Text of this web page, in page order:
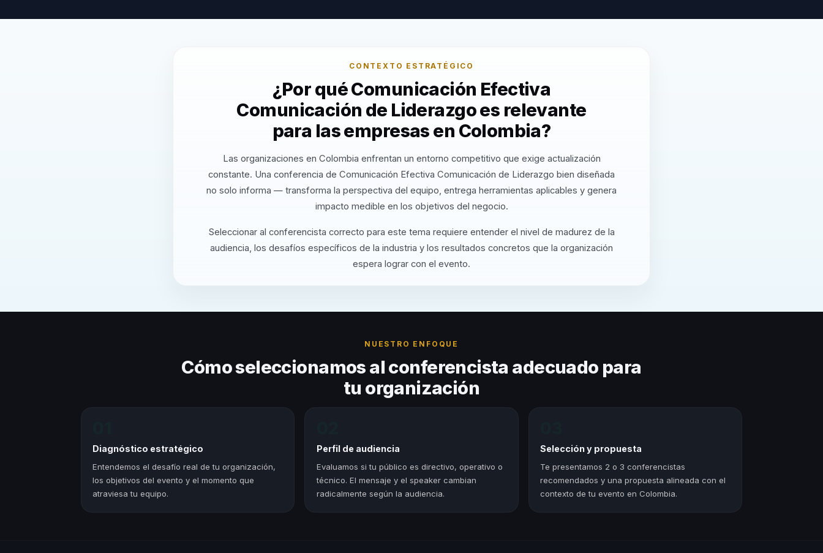
CONTEXTO ESTRATÉGICO
¿Por qué Comunicación Efectiva
Comunicación de Liderazgo es relevante
para las empresas en Colombia?
Las organizaciones en Colombia enfrentan un entorno competitivo que exige actualización
constante. Una conferencia de Comunicación Efectiva Comunicación de Liderazgo bien diseñada
no solo informa — transforma la perspectiva del equipo, entrega herramientas aplicables y genera
impacto medible en los objetivos del negocio.
Seleccionar al conferencista correcto para este tema requiere entender el nivel de madurez de la
audiencia, los desafíos específicos de la industria y los resultados concretos que la organización
espera lograr con el evento.
NUESTRO ENFOQUE
Cómo seleccionamos al conferencista adecuado para
tu organización
Diagnóstico estratégico
Entendemos el desafío real de tu organización,
los objetivos del evento y el momento que
atraviesa tu equipo.
Perfil de audiencia
Evaluamos si tu público es directivo, operativo o
técnico. El mensaje y el speaker cambian
radicalmente según la audiencia.
Selección y propuesta
Te presentamos 2 o 3 conferencistas
recomendados y una propuesta alineada con el
contexto de tu evento en Colombia.